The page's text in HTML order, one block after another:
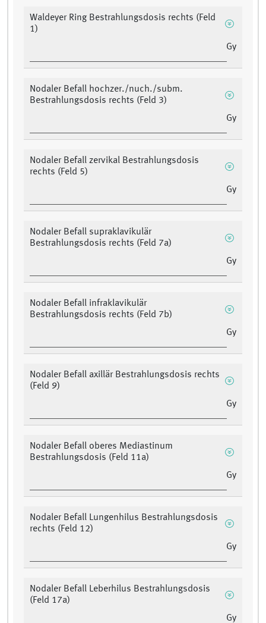
Waldeyer Ring Bestrahlungsdosis rechts (Feld
1)
Gy
Nodaler Befall hochzer./nuch./subm.
Bestrahlungsdosis rechts (Feld 3)
Gy
Nodaler Befall zervikal Bestrahlungsdosis
rechts (Feld 5)
Gy
Nodaler Befall supraklavikulär
Bestrahlungsdosis rechts (Feld 7a)
Gy
Nodaler Befall infraklavikulär
Bestrahlungsdosis rechts (Feld 7b)
Gy
Nodaler Befall axillär Bestrahlungsdosis rechts
(Feld 9)
Gy
Nodaler Befall oberes Mediastinum
Bestrahlungsdosis (Feld 11a)
Gy
Nodaler Befall Lungenhilus Bestrahlungsdosis
rechts (Feld 12)
Gy
Nodaler Befall Leberhilus Bestrahlungsdosis
(Feld 17a)
Gy